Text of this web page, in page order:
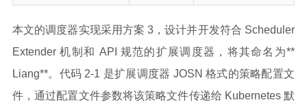
本文的调度器实现采用方案 3，设计并开发符合 Scheduler
Extender 机制和 API 规范的扩展调度器，将其命名为**
Liang**。代码 2-1 是扩展调度器 JOSN 格式的策略配置文
件，通过配置文件参数将该策略文件传递给 Kubernetes 默